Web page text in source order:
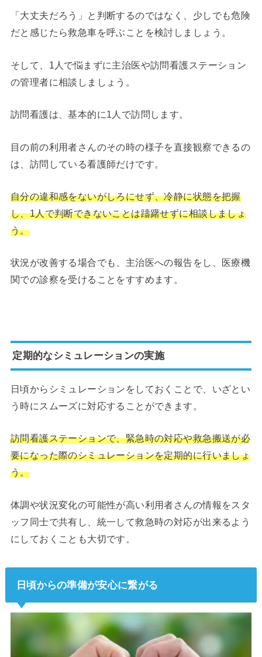
「大丈夫だろう」と判断するのではなく、少しでも危険
だと感じたら救急車を呼ぶことを検討しましょう。
そして、1人で悩まずに主治医や訪問看護ステーション
の管理者に相談しましょう。
訪問看護は、基本的に1人で訪問します。
目の前の利用者さんのその時の様子を直接観察できるの
は、訪問している看護師だけです。
自分の違和感をないがしろにせず、冷静に状態を把握
し、1人で判断できないことは躊躇せずに相談しましょ
う。
状況が改善する場合でも、主治医への報告をし、医療機
関での診察を受けることをすすめます。
定期的なシミュレーションの実施
日頃からシミュレーションをしておくことで、いざとい
う時にスムーズに対応することができます。
訪問看護ステーションで、緊急時の対応や救急搬送が必
要になった際のシミュレーションを定期的に行いましょ
う。
体調や状況変化の可能性が高い利用者さんの情報をスタ
ッフ同士で共有し、統一して救急時の対応が出来るよう
にしておくことも大切です。
日頃からの準備が安心に繋がる